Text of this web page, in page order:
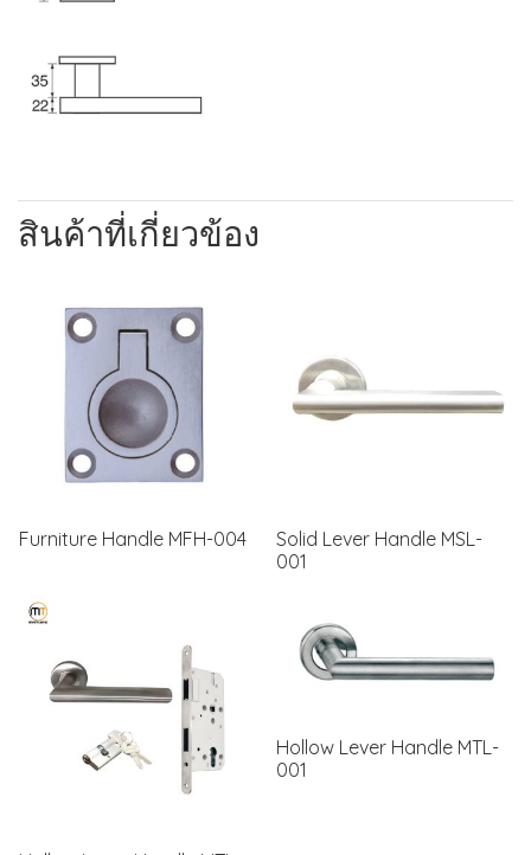
สินค้าที่เกี่ยวข้อง
Furniture Handle MFH-004
Solid Lever Handle MSL-
001
Hollow Lever Handle MTL-
001